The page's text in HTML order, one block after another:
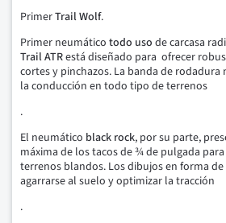
PrimerTrail Wolf.
Primer neumático todo uso de carcasa
Trail ATRestá diseñado para ofrecer
cortes y pinchazos. La banda de
la conducción en todo tipo de terrenos
.
El neumático black rock, por su parte,
máxima de los tacos de ¾ de pulgada
terrenos blandos. Los dibujos en forma
agarrarse al suelo y optimizar la tracción
.